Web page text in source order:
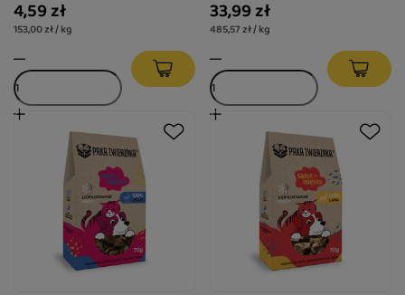
4,59 zł
153,00 zł / kg
33,99 zł
485,57 zł / kg